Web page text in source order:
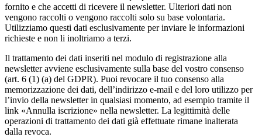
fornito e che accetti di ricevere il newsletter. Ulteriori dati non
vengono raccolti o vengono raccolti solo su base volontaria.
Utilizziamo questi dati esclusivamente per inviare le informazioni
richieste e non li inoltriamo a terzi.
Il trattamento dei dati inseriti nel modulo di registrazione alla
newsletter avviene esclusivamente sulla base del vostro consenso
(art. 6 (1) (a) del GDPR). Puoi revocare il tuo consenso alla
memorizzazione dei dati, dell’indirizzo e-mail e del loro utilizzo per
l’invio della newsletter in qualsiasi momento, ad esempio tramite il
link «Annulla iscrizione» nella newsletter. La legittimità delle
operazioni di trattamento dei dati già effettuate rimane inalterata
dalla revoca.